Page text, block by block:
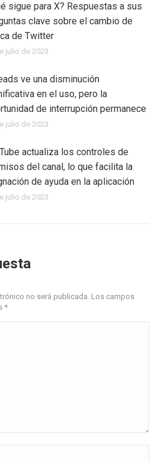
sigue para X? Respuestas a sus
clave sobre el cambio de
de Twitter
julio de 2023
ve una disminución
en el uso, pero la
de interrupción permanece
julio de 2023
actualiza los controles de
del canal, lo que facilita la
de ayuda en la aplicación
julio de 2023
no será publicada. Los campos
*